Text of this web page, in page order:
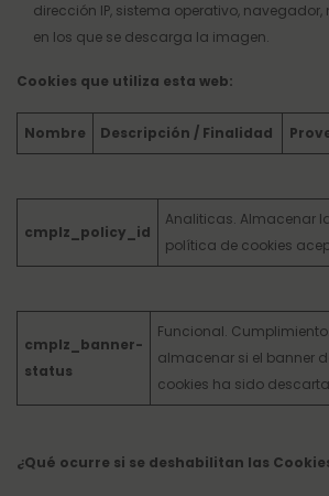
dirección IP, sistema operativo, navegador,
en los que se descarga la imagen.
Cookies que utiliza esta web:
Nombre Descripción / Finalidad
cmplz_policy_id
Analiticas. Almacenar
política de cookies
cmplz_banner-
status
Funcional.
almacenar si el banner
cookies ha sido
¿Qué ocurre si se deshabilitan las